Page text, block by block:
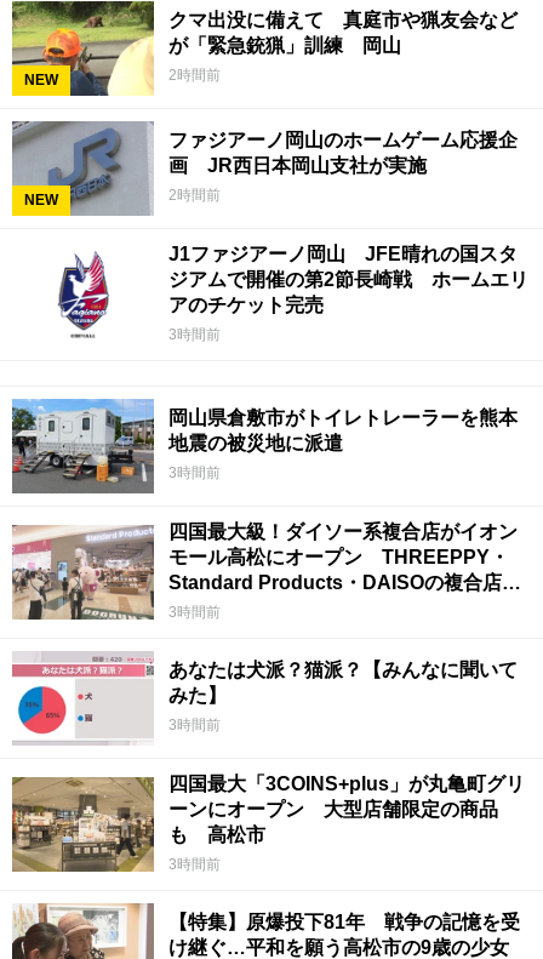
NEW
クマ出没に備えて 真庭市や猟友会など
が「緊急銃猟」訓練 岡山
2時間前
NEW
ファジアーノ岡山のホームゲーム応援企
画 JR西日本岡山支社が実施
2時間前
J1ファジアーノ岡山 JFE晴れの国スタ
ジアムで開催の第2節長崎戦 ホームエリ
アのチケット完売
3時間前
岡山県倉敷市がトイレトレーラーを熊本
地震の被災地に派遣
3時間前
四国最大級！ダイソー系複合店がイオン
モール高松にオープン THREEPPY・
Standard Products・DAISOの複合店は
香川県初
3時間前
あなたは犬派？猫派？【みんなに聞いて
みた】
3時間前
四国最大「3COINS+plus」が丸亀町グリ
ーンにオープン 大型店舗限定の商品
も 高松市
3時間前
【特集】原爆投下81年 戦争の記憶を受
け継ぐ…平和を願う高松市の9歳の少女